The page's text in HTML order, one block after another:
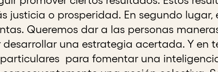
justicia o prosperidad. En segundo lugar,
Queremos dar a las personas
una estrategia acertada. Y en
para fomentar una